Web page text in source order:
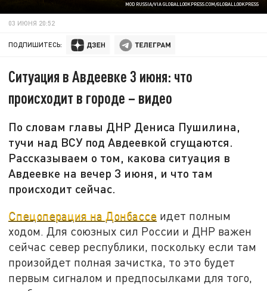
MOD RUSSIA/VIA GLOBALLOOKPRESS.COM/GLOBALLOOKPRESS
03 ИЮНЯ 20:52
ПОДПИШИТЕСЬ:
Ситуация в Авдеевке 3 июня: что
происходит в городе – видео
По словам главы ДНР Дениса Пушилина,
тучи над ВСУ под Авдеевкой сгущаются.
Рассказываем о том, какова ситуация в
Авдеевке на вечер 3 июня, и что там
происходит сейчас.
Спецоперация на Донбассе идет полным
ходом. Для союзных сил России и ДНР важен
сейчас север республики, поскольку если там
произойдет полная зачистка, то это будет
первым сигналом и предпосылками для того,